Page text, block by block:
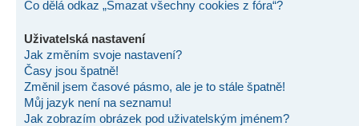
Co dělá odkaz „Smazat všechny cookies z fóra“?
Uživatelská nastavení
Jak změním svoje nastavení?
Časy jsou špatně!
Změnil jsem časové pásmo, ale je to stále špatně!
Můj jazyk není na seznamu!
Jak zobrazím obrázek pod uživatelským jménem?